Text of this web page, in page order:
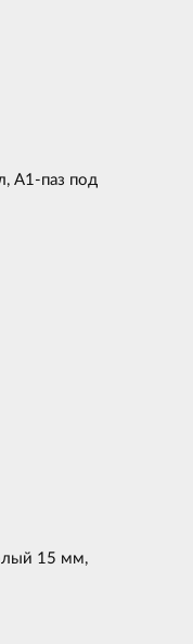
А1-паз под
15 мм,